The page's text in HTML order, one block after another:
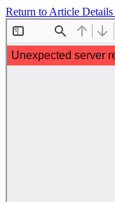
Return to Article Details